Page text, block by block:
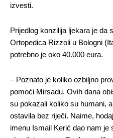
izvesti.
Prijedlog konzilija ljekara je da
Ortopedica Rizzoli u Bologni
potrebno je oko 40.000 eura.
– Poznato je koliko ozbiljno
pomoći Mirsadu. Ovih dana
su pokazali koliko su humani,
ostavila bez riječi. Naime,
imenu Ismail Kerić dao nam je